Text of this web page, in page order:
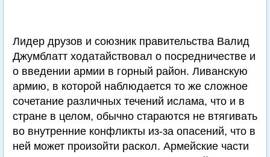
Лидер друзов и союзник правительства Валид
Джумблатт ходатайствовал о посредничестве и
о введении армии в горный район. Ливанскую
армию, в которой наблюдается то же сложное
сочетание различных течений ислама, что и в
стране в целом, обычно стараются не втягивать
во внутренние конфликты из-за опасений, что в
ней может произойти раскол. Армейские части